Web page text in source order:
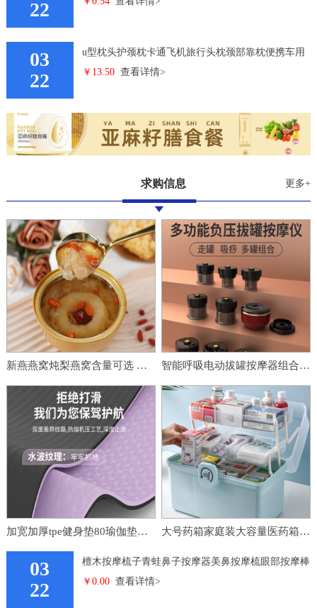
22 艾灸贴磁石贴
03
22
u型枕头护颈枕卡通飞机旅行头枕颈部靠枕便携车用
学生颈椎枕头
￥13.50 查看详情>
求购信息 更多+
新燕燕窝炖梨燕窝含量可选 即食燕窝烤梨 智能呼吸电动拔罐按摩器组合罐留罐电动刮痧仪走罐吸痧负压拔罐器
加宽加厚tpe健身垫80瑜伽垫瑜珈垫防滑家用跳绳地垫垫子 女舞蹈 大号药箱家庭装大容量医药箱家用药品收纳箱多层特大分类药盒
03
22
檀木按摩梳子青蛙鼻子按摩器美鼻按摩梳眼部按摩棒
檀 木按摩梳
￥0.00 查看详情>